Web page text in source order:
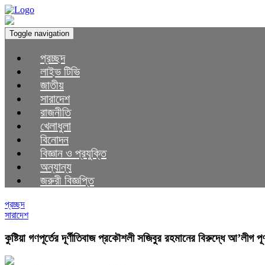
Toggle navigation
প্রচ্ছদ
লাইভ টিভি
জাতীয়
সারাদেশ
রাজনীতি
খেলাধুলা
বিনোদন
বিজ্ঞান ও প্রযুক্তি
অন্যান্য
জরুরী বিজ্ঞপ্তি
প্রচ্ছদ
সারাদেশ
কুষ্টিয়া গণপূর্তের দূর্ণীতিবাজ প্রকৌশলী সজিবুর রহমানের বিরুদ্ধে